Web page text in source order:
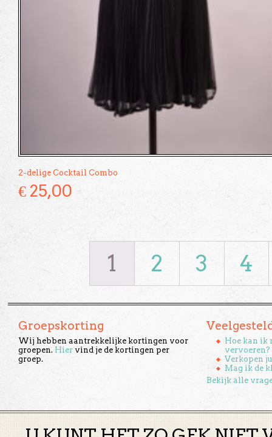
2-delige Cocktail Combo
€ 25,00
1 2 3 4
Groepskorting
Wij hebben aantrekkelijke kortingen voor
groepen. Hier vind je de kortingen per
groep.
Hoe kan ik
vervoeren?
Verkopen
Mag ik de
Bekijk alle